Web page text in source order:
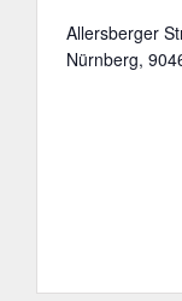
Adresse
Allersberger
Nürnberg,